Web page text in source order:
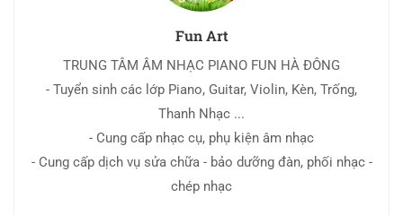
Fun Art
TRUNG TÂM ÂM NHẠC PIANO FUN HÀ ĐÔNG
- Tuyển sinh các lớp Piano, Guitar, Violin, Kèn, Trống,
Thanh Nhạc ...
- Cung cấp nhạc cụ, phụ kiện âm nhạc
- Cung cấp dịch vụ sửa chữa - bảo dưỡng đàn, phối nhạc -
chép nhạc